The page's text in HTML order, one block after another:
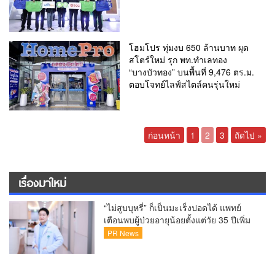
โฮมโปร ทุ่มงบ 650 ล้านบาท ผุด
สโตร์ใหม่ รุก พท.ทำเลทอง
“บางบัวทอง” บนพื้นที่ 9,476 ตร.ม.
ตอบโจทย์ไลฟ์สไตล์คนรุ่นใหม่
ก่อนหน้า 1 2 3 ถัดไป »
เรื่องมาใหม่
“ไม่สูบบุหรี่” ก็เป็นมะเร็งปอดได้ แพทย์
เตือนพบผู้ป่วยอายุน้อยตั้งแต่วัย 35 ปีเพิ่ม
ขึ้นคนไทยกว่า 70% รู้ตัวเมื่อโรคลุกลาม
PR News